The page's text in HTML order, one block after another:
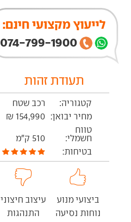
לייעוץ מקצועי חינם:
תעודת זהות
קטגוריה:
רכב שטח
מחיר יבואן:
טווח
חשמלי:
בטיחות:
ביצועי מנוע
נוחות נסיעה
עיצוב חיצוני
התנהגות